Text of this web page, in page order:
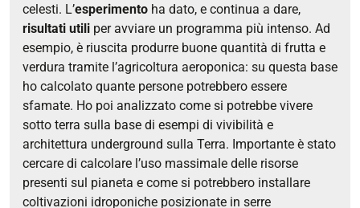
celesti. L’esperimento ha dato, e continua a dare,
risultati utili per avviare un programma più intenso. Ad
esempio, è riuscita produrre buone quantità di frutta e
verdura tramite l’agricoltura aeroponica: su questa base
ho calcolato quante persone potrebbero essere
sfamate. Ho poi analizzato come si potrebbe vivere
sotto terra sulla base di esempi di vivibilità e
architettura underground sulla Terra. Importante è stato
cercare di calcolare l’uso massimale delle risorse
presenti sul pianeta e come si potrebbero installare
coltivazioni idroponiche posizionate in serre